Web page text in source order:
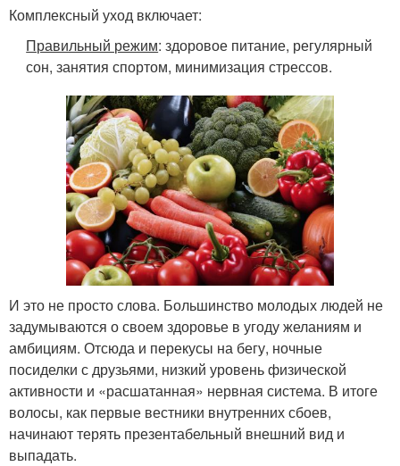
Комплексный уход включает:
Правильный режим: здоровое питание, регулярный
сон, занятия спортом, минимизация стрессов.
И это не просто слова. Большинство молодых людей не
задумываются о своем здоровье в угоду желаниям и
амбициям. Отсюда и перекусы на бегу, ночные
посиделки с друзьями, низкий уровень физической
активности и «расшатанная» нервная система. В итоге
волосы, как первые вестники внутренних сбоев,
начинают терять презентабельный внешний вид и
выпадать.